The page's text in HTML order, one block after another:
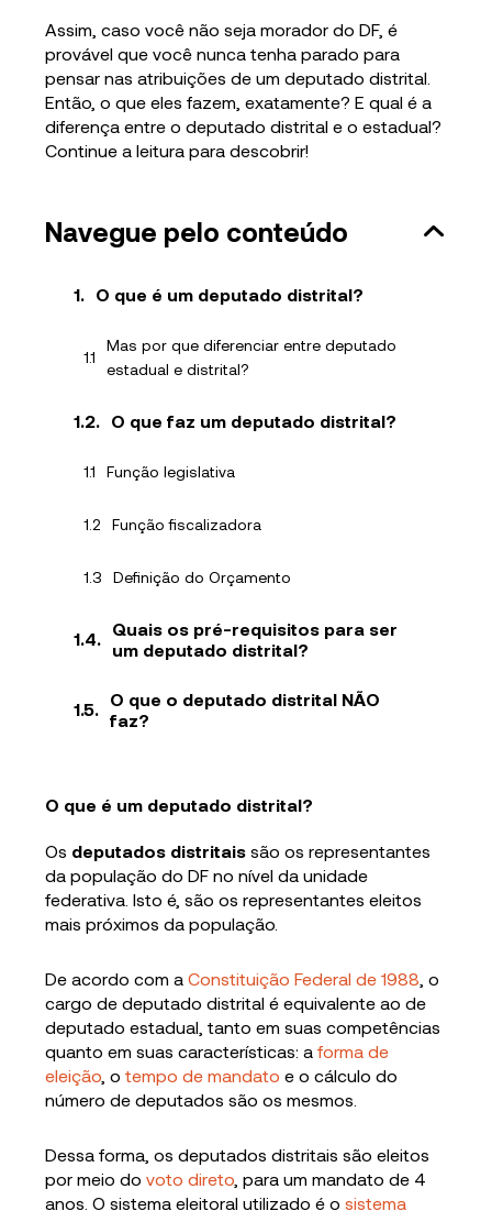
Assim, caso você não seja morador do DF, é
provável que você nunca tenha parado para
pensar nas atribuições de um deputado distrital.
Então, o que eles fazem, exatamente? E qual é a
diferença entre o deputado distrital e o estadual?
Continue a leitura para descobrir!
Navegue pelo conteúdo
O que é um deputado distrital?
Mas por que diferenciar entre deputado
estadual e distrital?
O que faz um deputado distrital?
Função legislativa
Função fiscalizadora
Definição do Orçamento
Quais os pré-requisitos para ser
um deputado distrital?
O que o deputado distrital NÃO
faz?
O que é um deputado distrital?
Os deputados distritais são os representantes
da população do DF no nível da unidade
federativa. Isto é, são os representantes eleitos
mais próximos da população.
De acordo com aConstituição Federal de 1988 , o
cargo de deputado distrital é equivalente ao de
deputado estadual, tanto em suas competências
quanto em suas características: aforma de
eleição , otempo de mandato e o cálculo do
número de deputados são os mesmos.
Dessa forma, os deputados distritais são eleitos
por meio dovoto direto , para um mandato de 4
anos. O sistema eleitoral utilizado é osistema